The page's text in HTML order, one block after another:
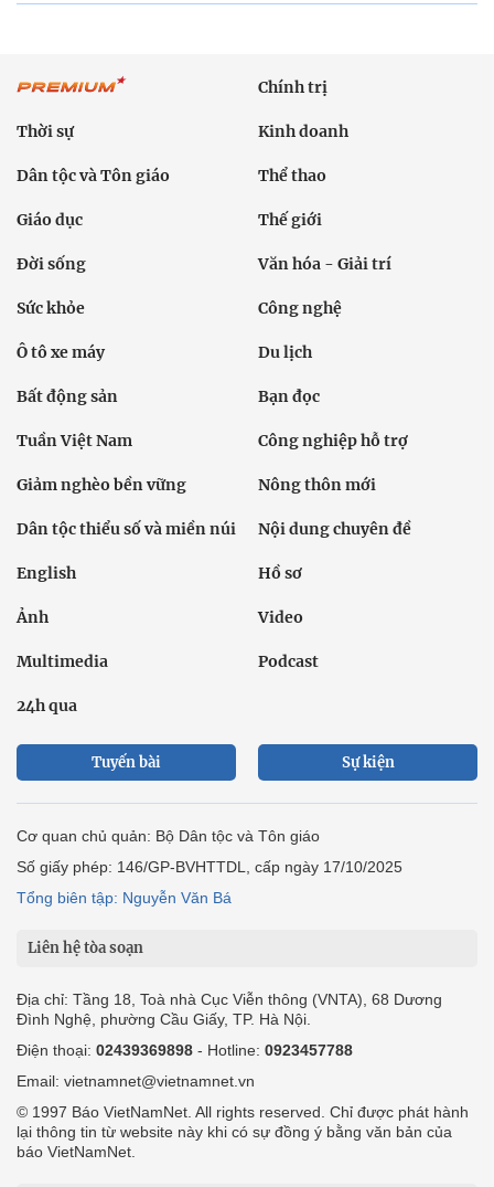
Chính trị
Thời sự Kinh doanh
Dân tộc và Tôn giáo Thể thao
Giáo dục Thế giới
Đời sống Văn hóa - Giải trí
Sức khỏe Công nghệ
Ô tô xe máy Du lịch
Bất động sản Bạn đọc
Tuần Việt Nam Công nghiệp hỗ trợ
Giảm nghèo bền vững Nông thôn mới
Dân tộc thiểu số và miền núi Nội dung chuyên đề
English Hồ sơ
Ảnh Video
Multimedia Podcast
24h qua
Tuyến bài Sự kiện
Cơ quan chủ quản: Bộ Dân tộc và Tôn giáo
Số giấy phép: 146/GP-BVHTTDL, cấp ngày 17/10/2025
Tổng biên tập: Nguyễn Văn Bá
Liên hệ tòa soạn
Địa chỉ: Tầng 18, Toà nhà Cục Viễn thông (VNTA), 68 Dương
Đình Nghệ, phường Cầu Giấy, TP. Hà Nội.
Điện thoại: 02439369898 - Hotline: 0923457788
Email: vietnamnet@vietnamnet.vn
© 1997 Báo VietNamNet. All rights reserved. Chỉ được phát hành
lại thông tin từ website này khi có sự đồng ý bằng văn bản của
báo VietNamNet.